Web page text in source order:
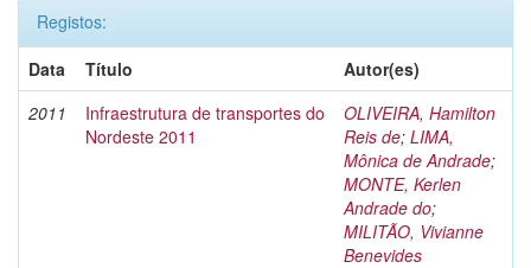
Registos:
Data
Título
Autor(es)
2011
Infraestrutura de transportes do
Nordeste 2011
OLIVEIRA, Hamilton
Reis de; LIMA,
Mônica de Andrade;
MONTE, Kerlen
Andrade do;
MILITÃO, Vivianne
Benevides